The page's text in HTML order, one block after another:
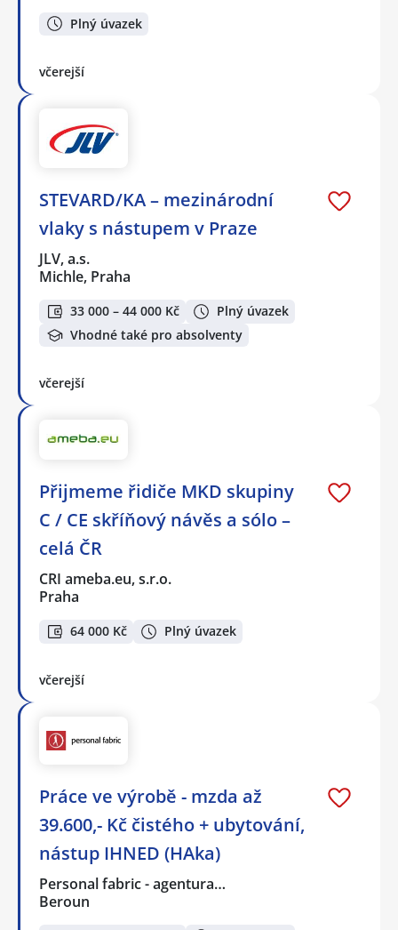
Plný úvazek
včerejší
STEVARD/KA – mezinárodní
vlaky s nástupem v Praze
JLV, a.s.
Michle, Praha
33 000 – 44 000 Kč
Plný úvazek
Vhodné také pro absolventy
včerejší
Přijmeme řidiče MKD skupiny
C / CE skříňový návěs a sólo –
celá ČR
CRI ameba.eu, s.r.o.
Praha
64 000 Kč Plný úvazek
včerejší
Práce ve výrobě - mzda až
39.600,- Kč čistého + ubytování,
nástup IHNED (HAka)
Personal fabric - agentura…
Beroun